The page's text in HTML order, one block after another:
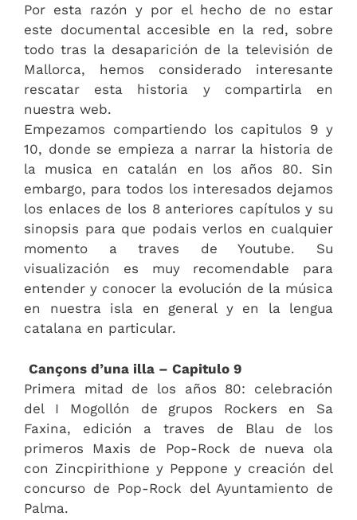
Por esta razón y por el hecho de no estar
este documental accesible en la red, sobre
todo tras la desaparición de la televisión de
Mallorca, hemos considerado interesante
rescatar esta historia y compartirla en
nuestra web.
Empezamos compartiendo los capitulos 9 y
10, donde se empieza a narrar la historia de
la musica en catalán en los años 80. Sin
embargo, para todos los interesados dejamos
los enlaces de los 8 anteriores capítulos y su
sinopsis para que podais verlos en cualquier
momento a traves de Youtube. Su
visualización es muy recomendable para
entender y conocer la evolución de la música
en nuestra isla en general y en la lengua
catalana en particular.
Cançons d’una illa – Capitulo 9
Primera mitad de los años 80: celebración
del I Mogollón de grupos Rockers en Sa
Faxina, edición a traves de Blau de los
primeros Maxis de Pop-Rock de nueva ola
con Zincpirithione y Peppone y creación del
concurso de Pop-Rock del Ayuntamiento de
Palma.